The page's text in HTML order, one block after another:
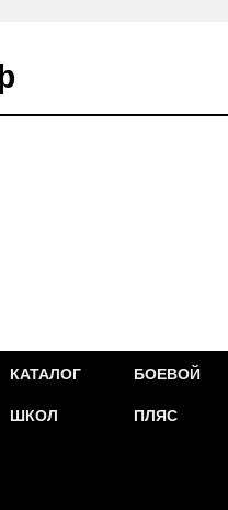
КАТАЛОГ
ШКОЛ
БОЕВОЙ
ПЛЯС